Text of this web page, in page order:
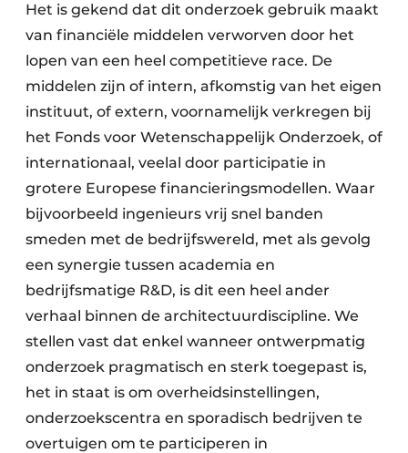
Het is gekend dat dit onderzoek gebruik maakt
van financiële middelen verworven door het
lopen van een heel competitieve race. De
middelen zijn of intern, afkomstig van het eigen
instituut, of extern, voornamelijk verkregen bij
het Fonds voor Wetenschappelijk Onderzoek, of
internationaal, veelal door participatie in
grotere Europese financieringsmodellen. Waar
bijvoorbeeld ingenieurs vrij snel banden
smeden met de bedrijfswereld, met als gevolg
een synergie tussen academia en
bedrijfsmatige R&D, is dit een heel ander
verhaal binnen de architectuurdiscipline. We
stellen vast dat enkel wanneer ontwerpmatig
onderzoek pragmatisch en sterk toegepast is,
het in staat is om overheidsinstellingen,
onderzoekscentra en sporadisch bedrijven te
overtuigen om te participeren in